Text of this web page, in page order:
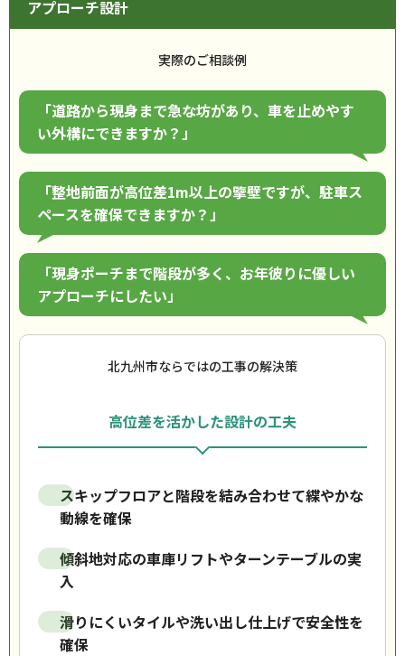
アプローチ設計
実際のご相談例
「道路から現身まで急な坊があり、車を止めやす
い外構にできますか？」
「整地前面が高位差1m以上の擥壁ですが、駐車ス
ペースを確保できますか？」
「現身ポーチまで階段が多く、お年彼りに優しい
アプローチにしたい」
北九州市ならではの工事の解決策
高位差を活かした設計の工夫
スキップフロアと階段を結み合わせて緤やかな
動線を確保
傾斜地対応の車庫リフトやターンテーブルの実
入
滑りにくいタイルや洗い出し仕上げで安全性を
確保